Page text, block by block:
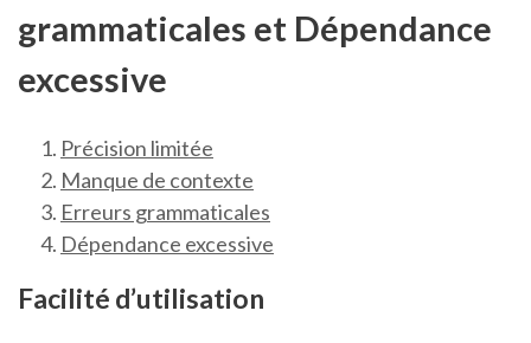
grammaticales et Dépendance
excessive
Précision limitée
Manque de contexte
Erreurs grammaticales
Dépendance excessive
Facilité d’utilisation